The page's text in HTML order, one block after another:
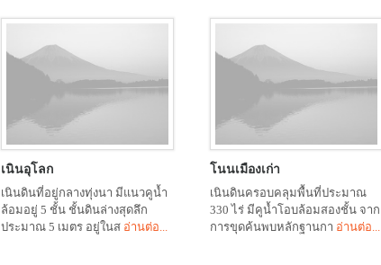
เนินอุโลก
เนินดินที่อยู่กลางทุ่งนา มีแนวคูน้ำ
ล้อมอยู่ 5 ชั้น ชั้นดินล่างสุดลึก
ประมาณ 5 เมตร อยู่ในส อ่านต่อ...
โนนเมืองเก่า
เนินดินครอบคลุมพื้นที่ประมาณ
330 ไร่ มีคูน้ำโอบล้อมสองชั้น จาก
การขุดค้นพบหลักฐานกา อ่านต่อ...